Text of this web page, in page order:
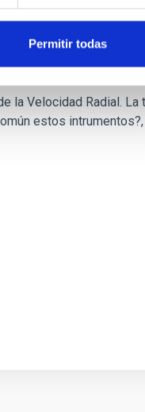
Permitir todas
la Velocidad Radial. La
estos